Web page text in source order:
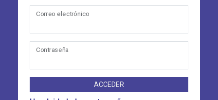
Correo electrónico
Contraseña
ACCEDER